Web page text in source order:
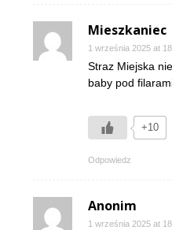
Mieszkaniec
1 września 2025 at
Straz Miejska
baby pod
+10
Odpowiedz
Anonim
1 września 2025 at